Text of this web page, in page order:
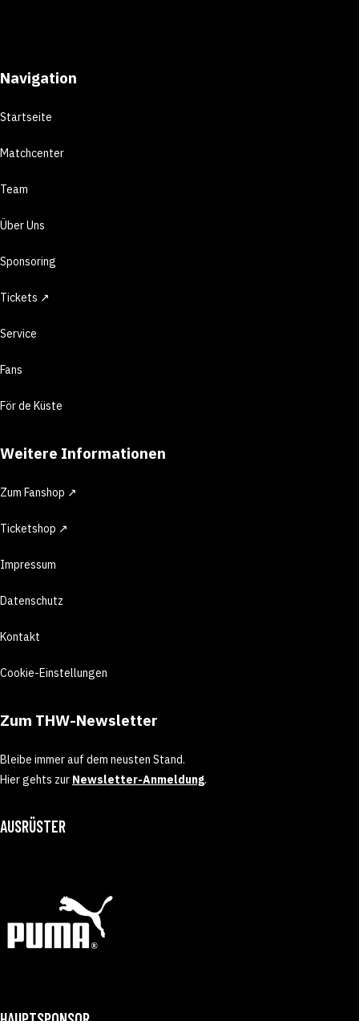
Navigation
Startseite
Matchcenter
Team
Über Uns
Sponsoring
Tickets ↗
Service
Fans
För de Küste
Weitere Informationen
Zum Fanshop ↗
Ticketshop ↗
Impressum
Datenschutz
Kontakt
Cookie-Einstellungen
Zum THW-Newsletter
Bleibe immer auf dem neusten Stand.
Hier gehts zur Newsletter-Anmeldung.
AUSRÜSTER